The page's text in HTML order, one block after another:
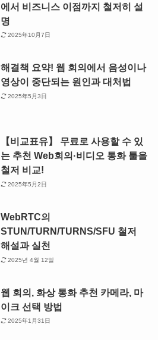
에서 비즈니스 이점까지 철저히 설
명
2025年10月7日
해결책 요약! 웹 회의에서 음성이나
영상이 중단되는 원인과 대처법
2025年5月3日
【비교표유】 무료로 사용할 수 있
는 추천 Web회의·비디오 통화 툴을
철저 비교!
2025年5月2日
WebRTC의
STUN/TURN/TURNS/SFU 철저
해설과 실천
2025년 4월 12일
웹 회의, 화상 통화 추천 카메라, 마
이크 선택 방법
2025年1月31日